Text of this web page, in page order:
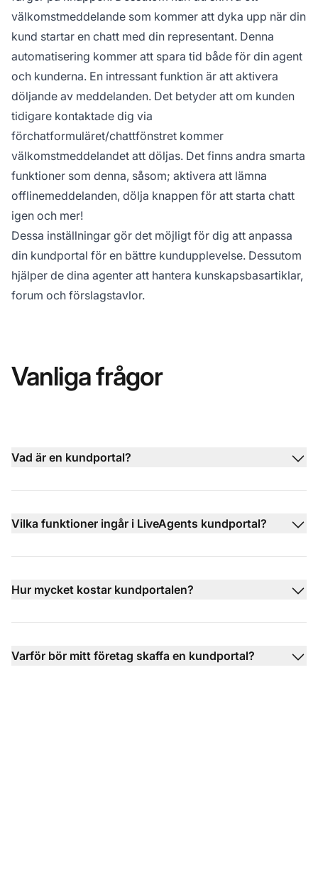
välkomstmeddelande som kommer att dyka upp när din
kund startar en chatt med din representant. Denna
automatisering kommer att spara tid både för din agent
och kunderna. En intressant funktion är att aktivera
döljande av meddelanden. Det betyder att om kunden
tidigare kontaktade dig via
förchatformuläret/chattfönstret kommer
välkomstmeddelandet att döljas. Det finns andra smarta
funktioner som denna, såsom; aktivera att lämna
offlinemeddelanden, dölja knappen för att starta chatt
igen och mer!
Dessa inställningar gör det möjligt för dig att anpassa
din kundportal för en bättre kundupplevelse. Dessutom
hjälper de dina agenter att hantera kunskapsbasartiklar,
forum och förslagstavlor.
Vanliga frågor
Vad är en kundportal?
Vilka funktioner ingår i LiveAgents kundportal?
Hur mycket kostar kundportalen?
Varför bör mitt företag skaffa en kundportal?